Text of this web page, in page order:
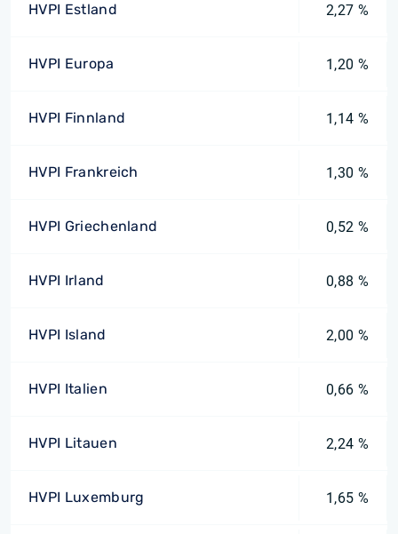
HVPI Estland 2,27 %
HVPI Europa 1,20 %
HVPI Finnland 1,14 %
HVPI Frankreich 1,30 %
HVPI Griechenland 0,52 %
HVPI Irland 0,88 %
HVPI Island 2,00 %
HVPI Italien 0,66 %
HVPI Litauen 2,24 %
HVPI Luxemburg 1,65 %